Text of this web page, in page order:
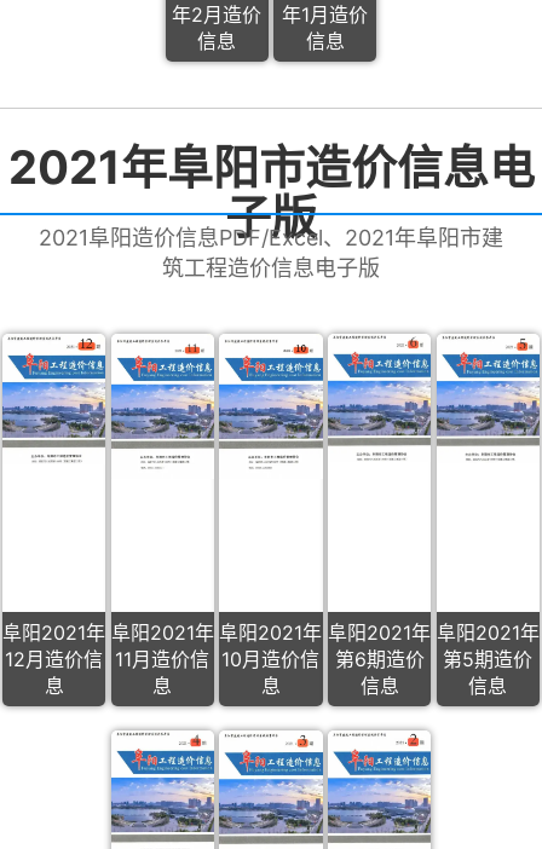
年2月造价
信息
年1月造价
信息
2021年阜阳市造价信息电
子版
2021阜阳造价信息PDF/Excel、2021年阜阳市建
筑工程造价信息电子版
阜阳2021年
12月造价信
息
阜阳2021年
11月造价信
息
阜阳2021年
10月造价信
息
阜阳2021年
第6期造价
信息
阜阳2021年
第5期造价
信息